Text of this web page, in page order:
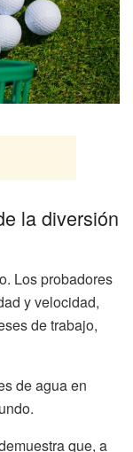
la diversión
Los probadores
y velocidad,
de trabajo,
de agua en
que, a